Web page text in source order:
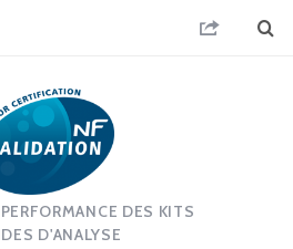
DES KITS
D'ANALYSE